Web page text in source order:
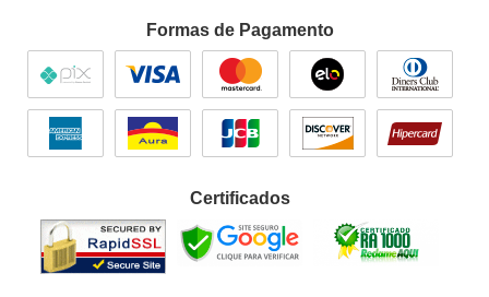
Formas de Pagamento
Certificados